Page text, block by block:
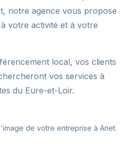
notre agence vous propose
votre activité et à votre
local, vos clients
vos services à
du Eure-et-Loir.
de votre entreprise à Anet.